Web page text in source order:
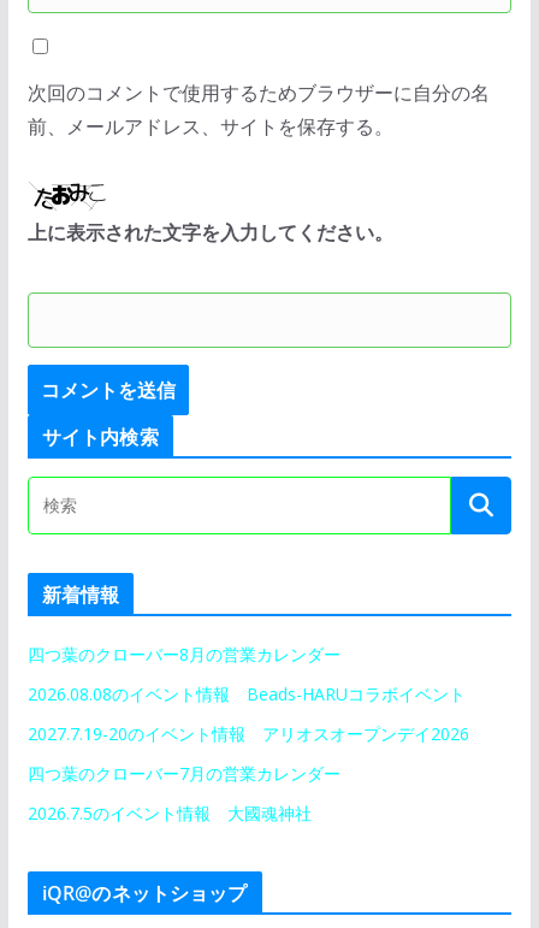
次回のコメントで使用するためブラウザーに自分の名
前、メールアドレス、サイトを保存する。
上に表示された文字を入力してください。
サイト内検索
新着情報
四つ葉のクローバー8月の営業カレンダー
2026.08.08のイベント情報 Beads-HARUコラボイベント
2027.7.19-20のイベント情報 アリオスオープンデイ2026
四つ葉のクローバー7月の営業カレンダー
2026.7.5のイベント情報 大國魂神社
iQR@のネットショップ